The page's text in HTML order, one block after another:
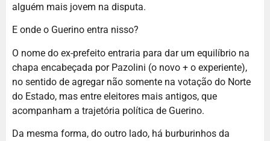
alguém mais jovem na disputa.
E onde o Guerino entra nisso?
O nome do ex-prefeito entraria para dar um equilíbrio na
chapa encabeçada por Pazolini (o novo + o experiente),
no sentido de agregar não somente na votação do Norte
do Estado, mas entre eleitores mais antigos, que
acompanham a trajetória política de Guerino.
Da mesma forma, do outro lado, há burburinhos da